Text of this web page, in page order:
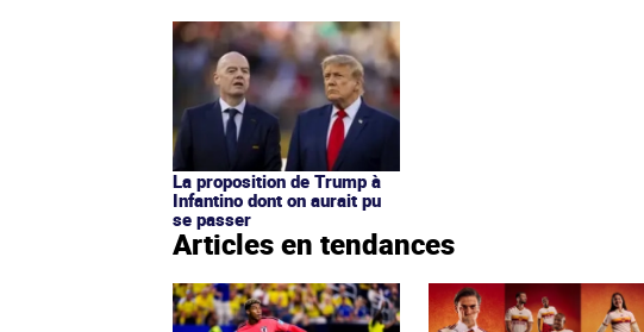
La proposition de Trump à
Infantino dont on aurait pu
se passer
Articles en tendances